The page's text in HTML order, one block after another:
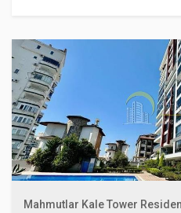
Mahmutlar Kale Tower